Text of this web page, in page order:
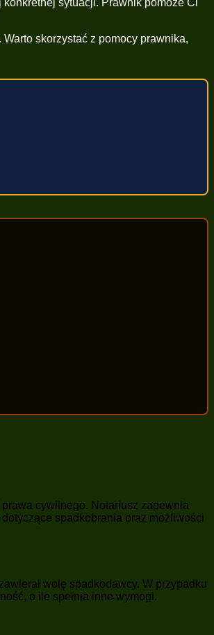
sytuacji. Prawnik pomoże Ci
skorzystać z pomocy prawnika,
cywilnego. Notariusz zapewnia
spadkobrania oraz możliwości
wolę spadkodawcy. W przypadku
o ile spełnia inne wymogi.